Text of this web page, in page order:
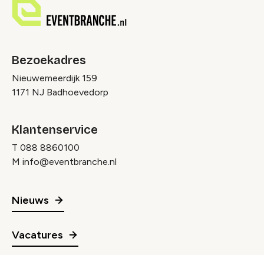
Bezoekadres
Nieuwemeerdijk 159
1171 NJ Badhoevedorp
Klantenservice
T 088 8860100
M info@eventbranche.nl
Nieuws
Vacatures